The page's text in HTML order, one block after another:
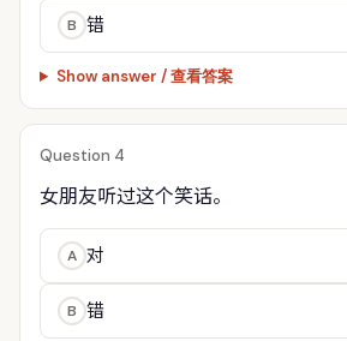
B 错
Show answer / 查看答案
Question 4
女朋友听过这个笑话。
A 对
B 错